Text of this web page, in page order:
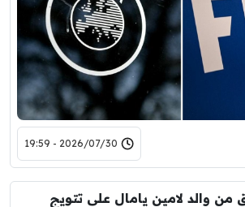
2026/07/30 - 19:59
من والد لامين يامال على تتويج